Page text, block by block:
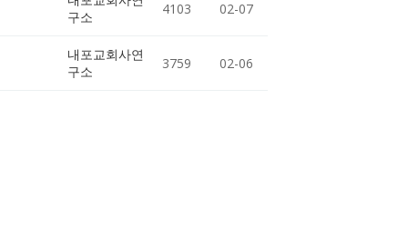
구소
4103 02-07
내포교회사연
구소
3759 02-06